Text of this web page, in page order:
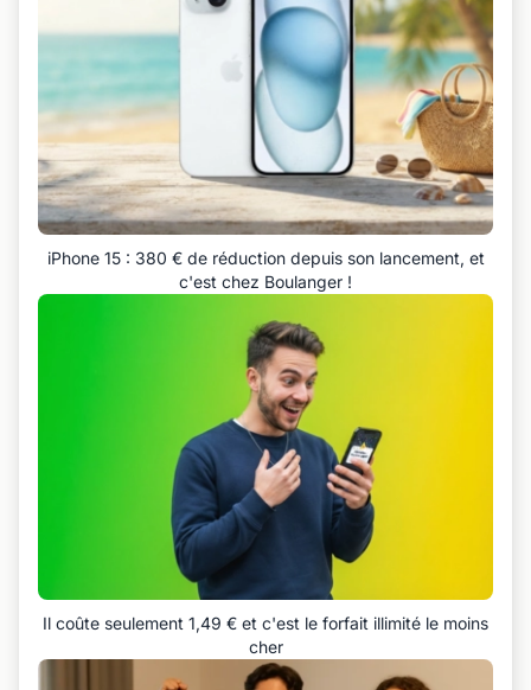
iPhone 15 : 380 € de réduction depuis son lancement, et
c'est chez Boulanger !
Il coûte seulement 1,49 € et c'est le forfait illimité le moins
cher